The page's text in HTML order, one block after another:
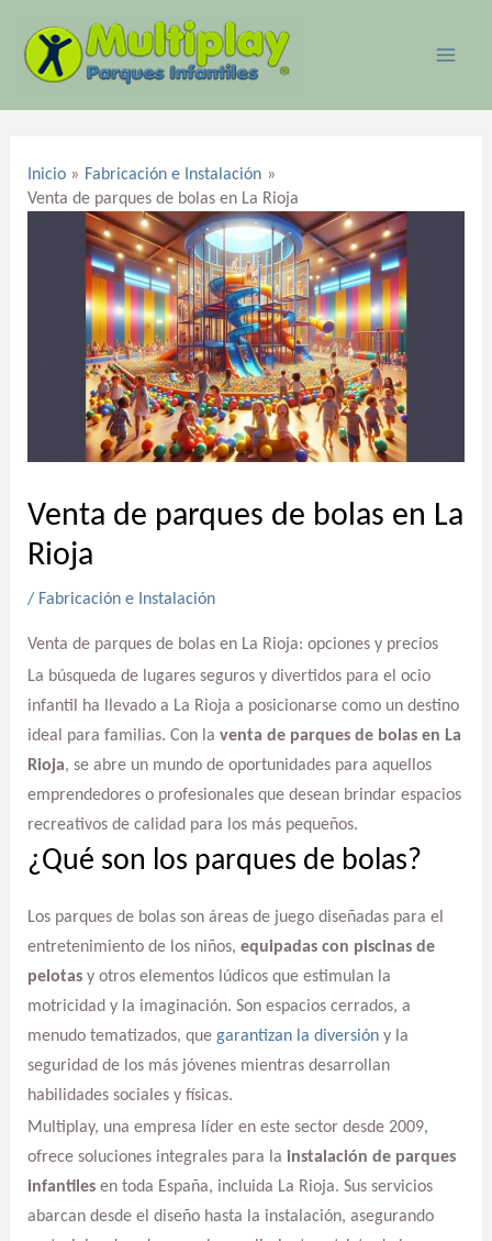
contenido
Inicio
Fabricación e Instalación
Venta de parques de bolas en La Rioja
Venta de parques de bolas en La
Rioja
/ Fabricación e Instalación
Venta de parques de bolas en La Rioja: opciones y precios
La búsqueda de lugares seguros y divertidos para el ocio
infantil ha llevado a La Rioja a posicionarse como un destino
ideal para familias. Con la venta de parques de bolas en La
Rioja, se abre un mundo de oportunidades para aquellos
emprendedores o profesionales que desean brindar espacios
recreativos de calidad para los más pequeños.
¿Qué son los parques de bolas?
Los parques de bolas son áreas de juego diseñadas para el
entretenimiento de los niños, equipadas con piscinas de
pelotasy otros elementos lúdicos que estimulan la
motricidad y la imaginación. Son espacios cerrados, a
menudo tematizados, que garantizan la diversióny la
seguridad de los más jóvenes mientras desarrollan
habilidades sociales y físicas.
Multiplay, una empresa líder en este sector desde 2009,
ofrece soluciones integrales para la instalación de parques
infantilesen toda España, incluida La Rioja. Sus servicios
abarcan desde el diseño hasta la instalación, asegurando
entradas